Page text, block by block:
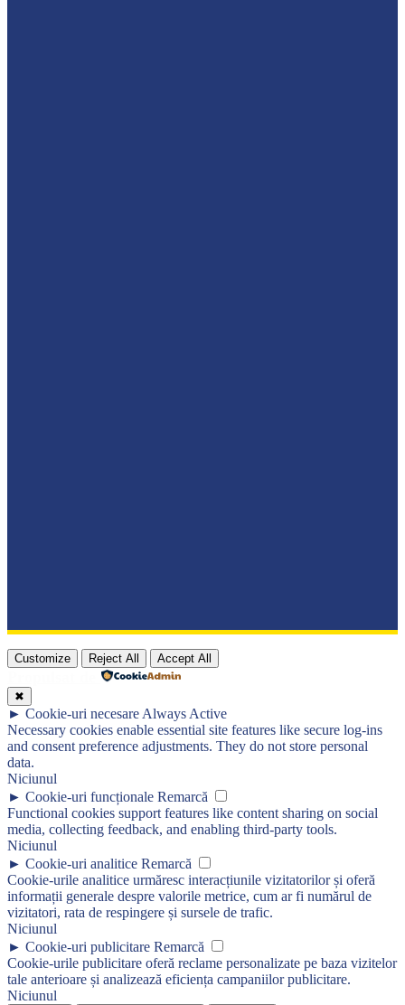
Customize Reject All Accept All
✖
► Cookie-uri necesare Always Active
Necessary cookies enable essential site features like secure log-ins
and consent preference adjustments. They do not store personal
data.
Niciunul
► Cookie-uri funcționale Remarcă
Functional cookies support features like content sharing on social
media, collecting feedback, and enabling third-party tools.
Niciunul
► Cookie-uri analitice Remarcă
Cookie-urile analitice urmăresc interacțiunile vizitatorilor și oferă
informații generale despre valorile metrice, cum ar fi numărul de
vizitatori, rata de respingere și sursele de trafic.
Niciunul
► Cookie-uri publicitare Remarcă
Cookie-urile publicitare oferă reclame personalizate pe baza vizitelor
tale anterioare și analizează eficiența campaniilor publicitare.
Niciunul